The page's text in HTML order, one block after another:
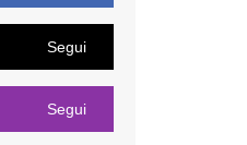
Segui
Segui